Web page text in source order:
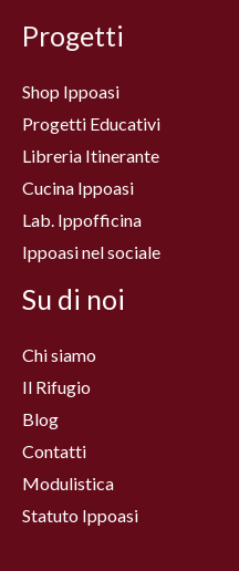
Progetti
Shop Ippoasi
Progetti Educativi
Libreria Itinerante
Cucina Ippoasi
Lab. Ippofficina
Ippoasi nel sociale
Su di noi
Chi siamo
Il Rifugio
Blog
Contatti
Modulistica
Statuto Ippoasi